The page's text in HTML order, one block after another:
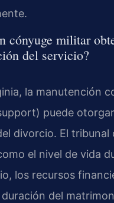
cónyuge militar
del servicio?
la manutención
puede
divorcio. El tribunal
el nivel de vida
los recursos
del